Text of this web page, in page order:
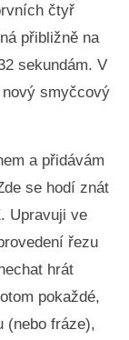
čtyř
přibližně na
sekundám. V
smyčcový
a přidávám
se hodí znát
Upravuji ve
řezu
hrát
pokaždé,
(nebo fráze),